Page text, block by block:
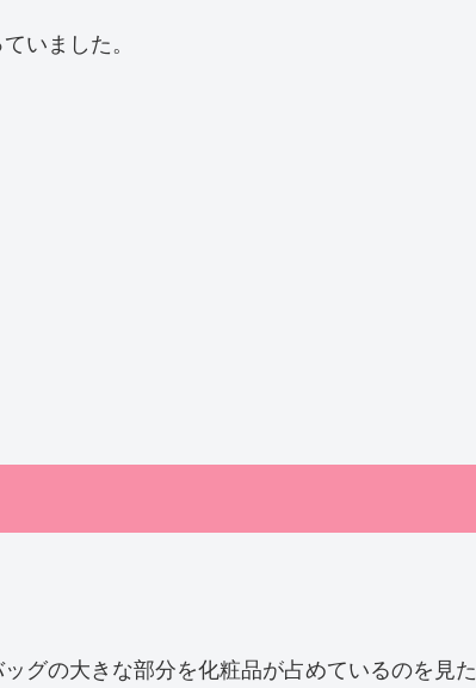
いました。
グの大きな部分を化粧品が占めているのを見た